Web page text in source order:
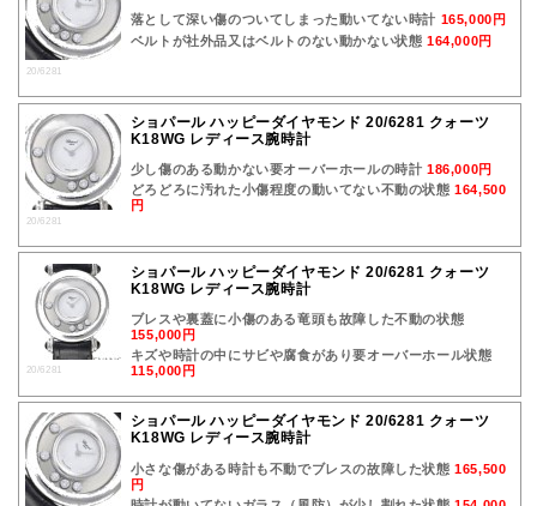
20/6281
落として深い傷のついてしまった動いてない時計 165,000円
ベルトが社外品又はベルトのない動かない状態164,000円
20/6281
ショパール ハッピーダイヤモンド 20/6281 クォーツ
K18WG レディース腕時計
少し傷のある動かない要オーバーホールの時計186,000円
どろどろに汚れた小傷程度の動いてない不動の状態164,500
円
20/6281
ショパール ハッピーダイヤモンド 20/6281 クォーツ
K18WG レディース腕時計
ブレスや裏蓋に小傷のある竜頭も故障した不動の状態
155,000円
キズや時計の中にサビや腐食があり要オーバーホール状態
115,000円
ショパール ハッピーダイヤモンド 20/6281 クォーツ
K18WG レディース腕時計
小さな傷がある時計も不動でブレスの故障した状態165,500
円